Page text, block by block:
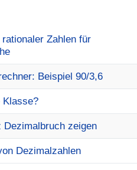
Zahlen für
Beispiel 90/3,6
Klasse?
Dezimalbruch zeigen
Dezimalzahlen